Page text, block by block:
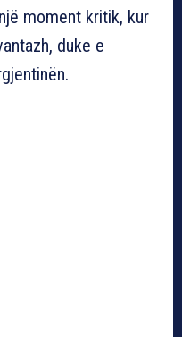
moment kritik, kur
duke e